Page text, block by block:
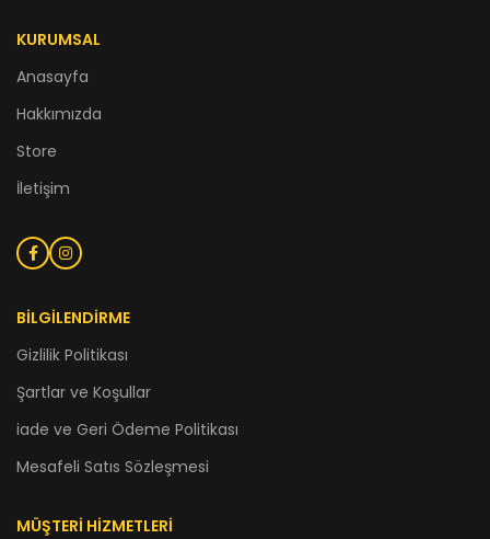
KURUMSAL
Anasayfa
Hakkımızda
Store
İletişim
BİLGİLENDİRME
Gizlilik Politikası
Şartlar ve Koşullar
iade ve Geri Ödeme Politikası
Mesafeli Satıs Sözleşmesi
MÜŞTERİ HİZMETLERİ